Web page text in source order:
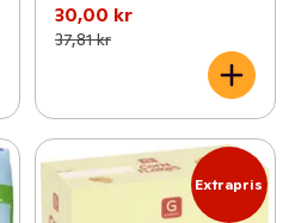
30,00 kr
37,81 kr
Extrapris